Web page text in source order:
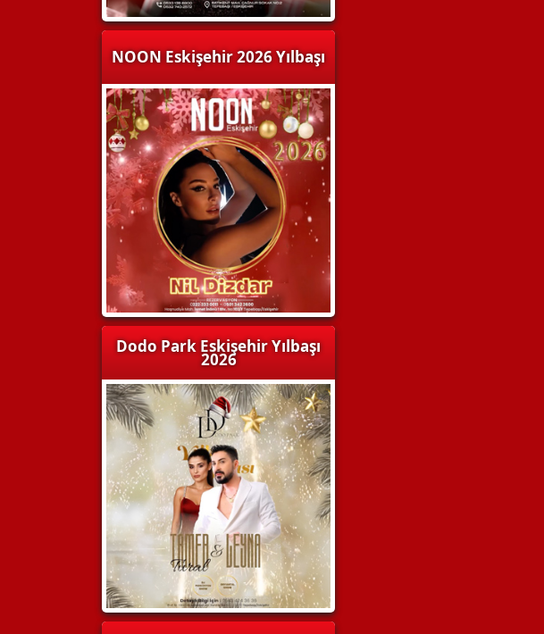
NOON Eskişehir 2026 Yılbaşı
Dodo Park Eskişehir Yılbaşı
2026